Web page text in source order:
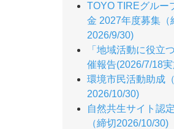
TOYO TIREグルー
金 2027年度募集（
2026/9/30)
「地域活動に役立
催報告(2026/7/18
環境市民活動助成
2026/10/30)
自然共生サイト認
（締切2026/10/30)